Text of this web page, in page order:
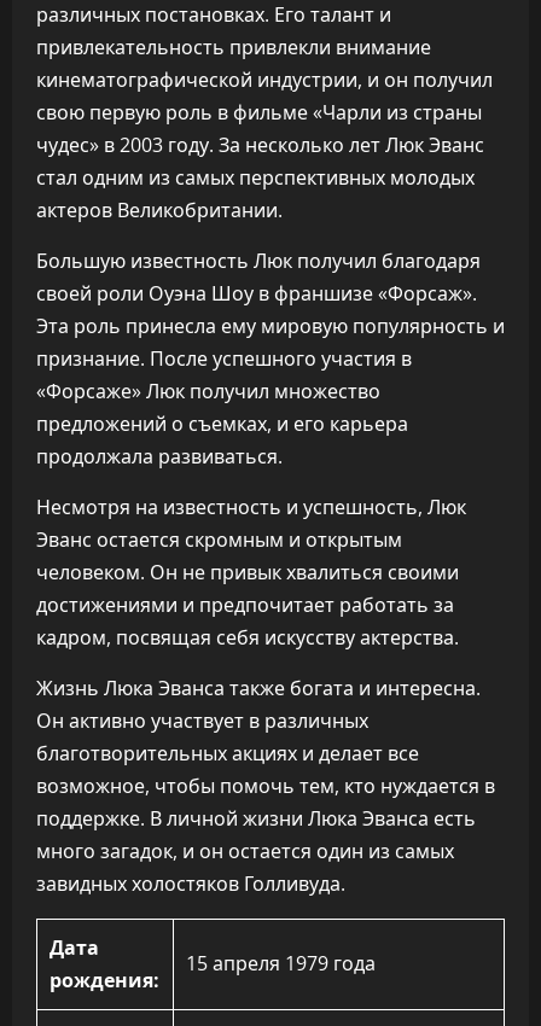
различных постановках. Его талант и
привлекательность привлекли внимание
кинематографической индустрии, и он получил
свою первую роль в фильме «Чарли из страны
чудес» в 2003 году. За несколько лет Люк Эванс
стал одним из самых перспективных молодых
актеров Великобритании.
Большую известность Люк получил благодаря
своей роли Оуэна Шоу в франшизе «Форсаж».
Эта роль принесла ему мировую популярность и
признание. После успешного участия в
«Форсаже» Люк получил множество
предложений о съемках, и его карьера
продолжала развиваться.
Несмотря на известность и успешность, Люк
Эванс остается скромным и открытым
человеком. Он не привык хвалиться своими
достижениями и предпочитает работать за
кадром, посвящая себя искусству актерства.
Жизнь Люка Эванса также богата и интересна.
Он активно участвует в различных
благотворительных акциях и делает все
возможное, чтобы помочь тем, кто нуждается в
поддержке. В личной жизни Люка Эванса есть
много загадок, и он остается один из самых
завидных холостяков Голливуда.
Дата
рождения:
15 апреля 1979 года